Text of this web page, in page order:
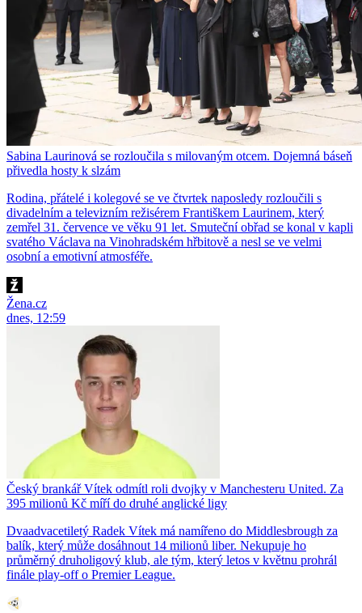
Sabina Laurinová se rozloučila s milovaným otcem. Dojemná báseň
přivedla hosty k slzám
Rodina, přátelé i kolegové se ve čtvrtek naposledy rozloučili s
divadelním a televizním režisérem Františkem Laurinem, který
zemřel 31. července ve věku 91 let. Smuteční obřad se konal v kapli
svatého Václava na Vinohradském hřbitově a nesl se ve velmi
osobní a emotivní atmosféře.
Žena.cz
dnes, 12:59
Český brankář Vítek odmítl roli dvojky v Manchesteru United. Za
395 milionů Kč míří do druhé anglické ligy
Dvaadvacetiletý Radek Vítek má namířeno do Middlesbrough za
balík, který může dosáhnout 14 milionů liber. Nekupuje ho
průměrný druholigový klub, ale tým, který letos v květnu prohrál
finále play-off o Premier League.